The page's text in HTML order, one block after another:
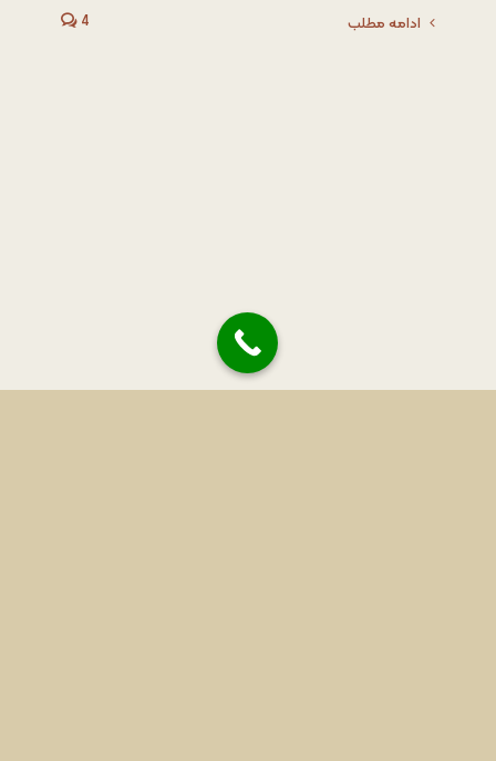
ادامه مطلب 4